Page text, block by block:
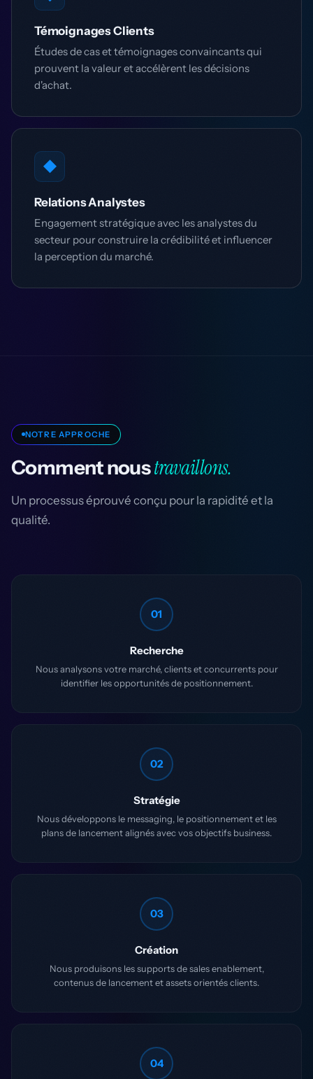
Témoignages Clients
Études de cas et témoignages convaincants qui
prouvent la valeur et accélèrent les décisions
d'achat.
◆
Relations Analystes
Engagement stratégique avec les analystes du
secteur pour construire la crédibilité et influencer
la perception du marché.
NOTRE APPROCHE
Comment noustravaillons.
Un processus éprouvé conçu pour la rapidité et la
qualité.
01
Recherche
Nous analysons votre marché, clients et concurrents pour
identifier les opportunités de positionnement.
02
Stratégie
Nous développons le messaging, le positionnement et les
plans de lancement alignés avec vos objectifs business.
03
Création
Nous produisons les supports de sales enablement,
contenus de lancement et assets orientés clients.
04